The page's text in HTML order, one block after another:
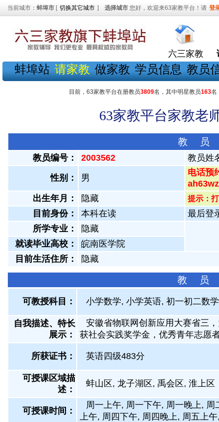
当前城市： 蚌埠市 [ 切换其它城市 ] 选择城市 您好，欢迎来63家教平台！请 登
六三家教
蚌埠站 请家教 做家教 学员信息 教员
目前，63家教平台在册教员3809名，其中明星教员163名
63家教平台家教老
教 员
教员编号： 2003562 教员姓
性别： 男
电话预
出生年月：
隐藏 提示：
目前身份： 本科在读
最后登
所学专业：
隐藏
就读毕业高校：
皖南医学院
目前生活住所：
隐藏
教 员
可教授科目： 小学数学, 小学英语, 初一初二数
自我描述、特长
展示 ：
安徽省物联网创新应用大赛省三
获社会实践奖学金，优秀青年志愿
所获证书 ： 英语四级483分
可授课区域描
述：
蚌山区, 龙子湖区, 禹会区, 淮上区
可授课时间：
周一上午, 周一下午, 周一晚上,
上午, 周四下午, 周四晚上, 周五上